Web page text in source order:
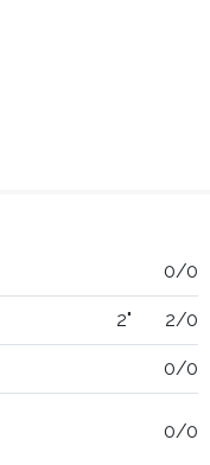
0/0
2" 2/0
0/0
0/0